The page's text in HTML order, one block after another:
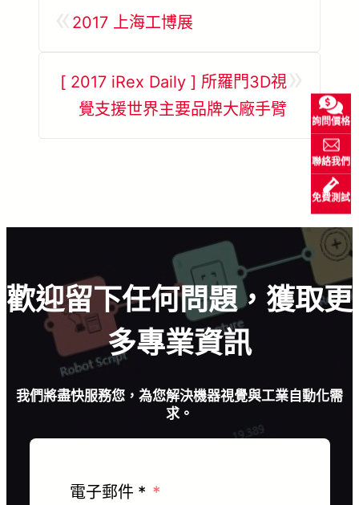
2017 上海工博展
[ 2017 iRex Daily ] 所羅門3D視
覺支援世界主要品牌大廠手臂
詢問價格
聯絡我們
免費測試
歡迎留下任何問題，獲取更
多專業資訊
我們將盡快服務您，為您解決機器視覺與工業自動化需
求。
電子郵件 *